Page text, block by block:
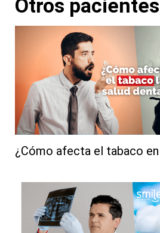
Otros
¿Cómo afecta el tabaco